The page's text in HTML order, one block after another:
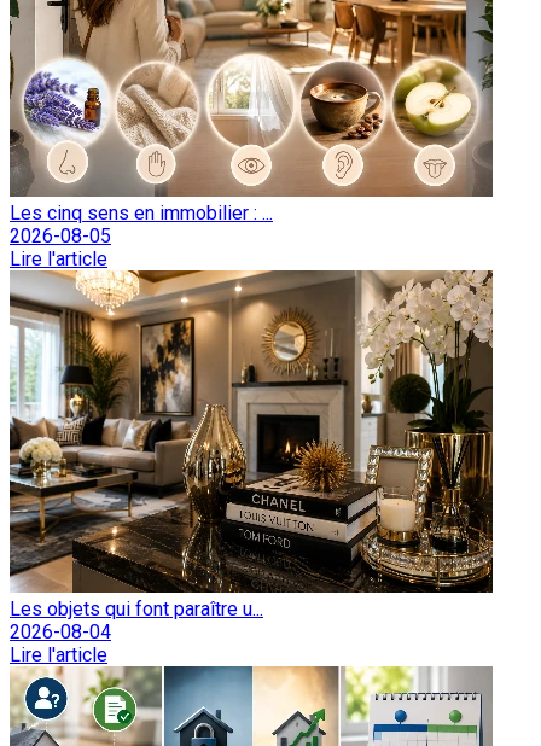
Les cinq sens en immobilier : ...
2026-08-05
Lire l'article
Les objets qui font paraître u...
2026-08-04
Lire l'article